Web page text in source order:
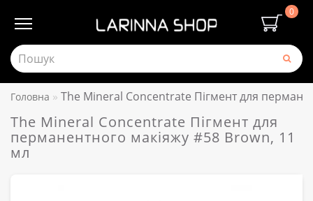
0
Головна The Mineral Concentrate Пігмент для
The Mineral Concentrate Пігмент для
перманентного макіяжу #58 Brown, 11
мл